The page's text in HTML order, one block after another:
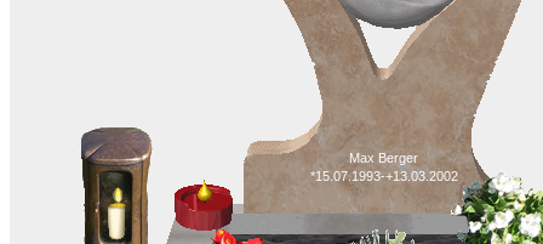
Max Berger
*15.07.1993-+13.03.2002